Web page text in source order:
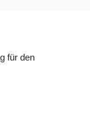
für den